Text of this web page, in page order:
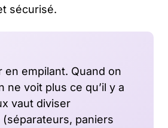
sécurisé.
en empilant. Quand on
ne voit plus ce qu’il y a
vaut diviser
paniers